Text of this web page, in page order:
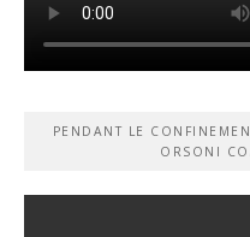
PENDANT LE
ORSONI